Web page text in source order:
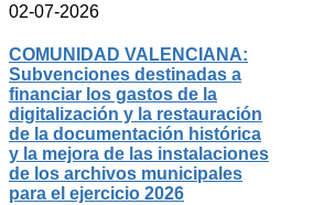
02-07-2026
COMUNIDAD VALENCIANA:
Subvenciones destinadas a
financiar los gastos de la
digitalización y la restauración
de la documentación histórica
y la mejora de las instalaciones
de los archivos municipales
para el ejercicio 2026